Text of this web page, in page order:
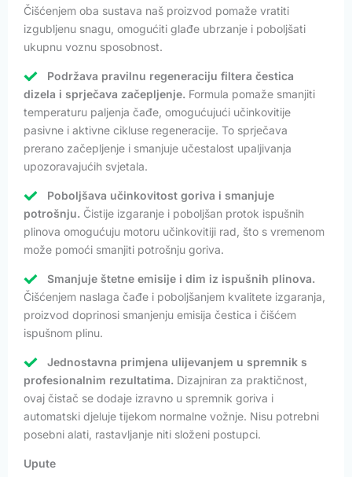
Čišćenjem oba sustava naš proizvod pomaže vratiti
izgubljenu snagu, omogućiti glađe ubrzanje i poboljšati
ukupnu voznu sposobnost.
Podržava pravilnu regeneraciju filtera čestica
dizela i sprječava začepljenje. Formula pomaže smanjiti
temperaturu paljenja čađe, omogućujući učinkovitije
pasivne i aktivne cikluse regeneracije. To sprječava
prerano začepljenje i smanjuje učestalost upaljivanja
upozoravajućih svjetala.
Poboljšava učinkovitost goriva i smanjuje
potrošnju. Čistije izgaranje i poboljšan protok ispušnih
plinova omogućuju motoru učinkovitiji rad, što s vremenom
može pomoći smanjiti potrošnju goriva.
Smanjuje štetne emisije i dim iz ispušnih plinova.
Čišćenjem naslaga čađe i poboljšanjem kvalitete izgaranja,
proizvod doprinosi smanjenju emisija čestica i čišćem
ispušnom plinu.
Jednostavna primjena ulijevanjem u spremnik s
profesionalnim rezultatima. Dizajniran za praktičnost,
ovaj čistač se dodaje izravno u spremnik goriva i
automatski djeluje tijekom normalne vožnje. Nisu potrebni
posebni alati, rastavljanje niti složeni postupci.
Upute